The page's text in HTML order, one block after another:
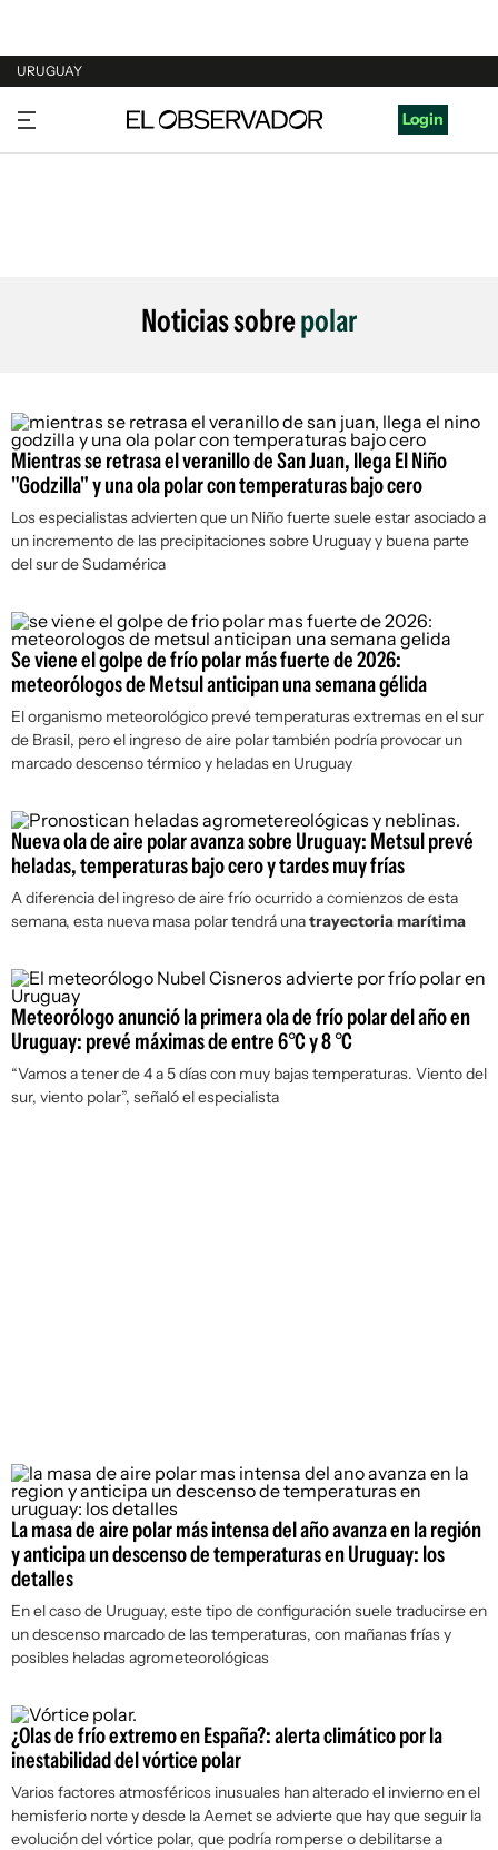
URUGUAY
URUGUAY
ARGENTINA
Login
Noticias sobrepolar
Mientras se retrasa el veranillo de San Juan, llega El Niño
"Godzilla" y una ola polar con temperaturas bajo cero
Los especialistas advierten que un Niño fuerte suele estar asociado a
un incremento de las precipitaciones sobre Uruguay y buena parte
del sur de Sudamérica
Se viene el golpe de frío polar más fuerte de 2026:
meteorólogos de Metsul anticipan una semana gélida
El organismo meteorológico prevé temperaturas extremas en el sur
de Brasil, pero el ingreso de aire polar también podría provocar un
marcado descenso térmico y heladas en Uruguay
Nueva ola de aire polar avanza sobre Uruguay: Metsul prevé
heladas, temperaturas bajo cero y tardes muy frías
A diferencia del ingreso de aire frío ocurrido a comienzos de esta
semana, esta nueva masa polar tendrá unatrayectoria marítima
Meteorólogo anunció la primera ola de frío polar del año en
Uruguay: prevé máximas de entre 6°C y 8 °C
“Vamos a tener de 4 a 5 días con muy bajas temperaturas. Viento del
sur, viento polar”, señaló el especialista
La masa de aire polar más intensa del año avanza en la región
y anticipa un descenso de temperaturas en Uruguay: los
detalles
En el caso de Uruguay, este tipo de configuración suele traducirse en
un descenso marcado de las temperaturas, con mañanas frías y
posibles heladas agrometeorológicas
¿Olas de frío extremo en España?: alerta climático por la
inestabilidad del vórtice polar
Varios factores atmosféricos inusuales han alterado el invierno en el
hemisferio norte y desde la Aemet se advierte que hay que seguir la
evolución del vórtice polar, que podría romperse o debilitarse a